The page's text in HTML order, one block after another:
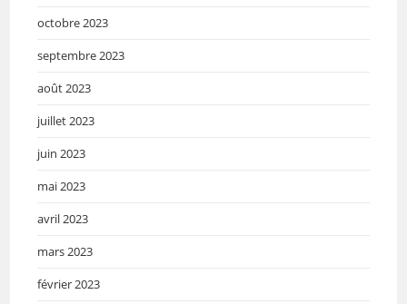
octobre 2023
septembre 2023
août 2023
juillet 2023
juin 2023
mai 2023
avril 2023
mars 2023
février 2023